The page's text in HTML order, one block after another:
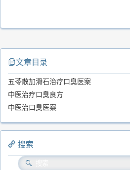
文章目录
五苓散加滑石治疗口臭医案
中医治疗口臭良方
中医治口臭医案
搜索